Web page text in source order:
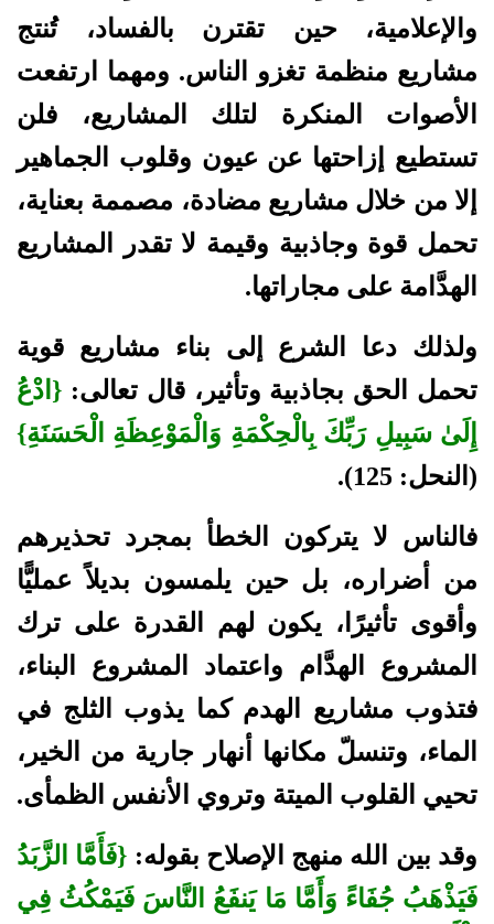
والإعلامية، حين تقترن بالفساد، تُنتج
مشاريع منظمة تغزو الناس. ومهما ارتفعت
الأصوات المنكرة لتلك المشاريع، فلن
تستطيع إزاحتها عن عيون وقلوب الجماهير
إلا من خلال مشاريع مضادة، مصممة بعناية،
تحمل قوة وجاذبية وقيمة لا تقدر المشاريع
الهدَّامة على مجاراتها.
ولذلك دعا الشرع إلى بناء مشاريع قوية
تحمل الحق بجاذبية وتأثير، قال تعالى: {ادْعُ
إِلَىٰ سَبِيلِ رَبِّكَ بِالْحِكْمَةِ وَالْمَوْعِظَةِ الْحَسَنَةِ}
(النحل: 125).
فالناس لا يتركون الخطأ بمجرد تحذيرهم
من أضراره، بل حين يلمسون بديلاً عمليًّا
وأقوى تأثيرًا، يكون لهم القدرة على ترك
المشروع الهدَّام واعتماد المشروع البناء،
فتذوب مشاريع الهدم كما يذوب الثلج في
الماء، وتنسلّ مكانها أنهار جارية من الخير،
تحيي القلوب الميتة وتروي الأنفس الظمأى.
وقد بين الله منهج الإصلاح بقوله: {فَأَمَّا الزَّبَدُ
فَيَذْهَبُ جُفَاءً وَأَمَّا مَا يَنفَعُ النَّاسَ فَيَمْكُثُ فِي